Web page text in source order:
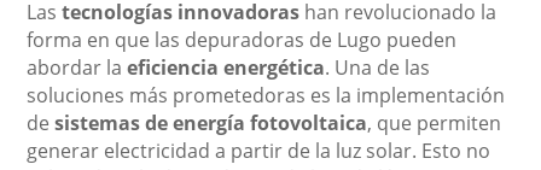
Lastecnologías innovadoras han revolucionado la
forma en que las depuradoras de Lugo pueden
abordar laeficiencia energética. Una de las
soluciones más prometedoras es la implementación
desistemas de energía fotovoltaica, que permiten
generar electricidad a partir de la luz solar. Esto no